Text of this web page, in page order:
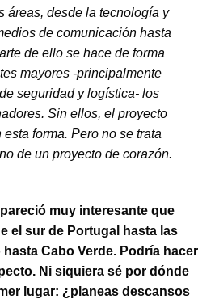
áreas, desde la tecnología y
de comunicación hasta
de ello se hace de forma
mayores -principalmente
seguridad y logística- los
Sin ellos, el proyecto
forma. Pero no se trata
de un proyecto de corazón.
muy interesante que
el sur de Portugal hasta las
hasta Cabo Verde. Podría hacer
Ni siquiera sé por dónde
lugar: ¿planeas descansos